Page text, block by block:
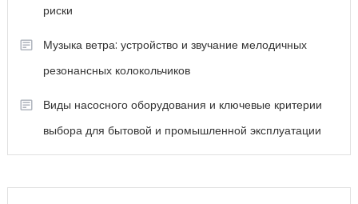
риски
Музыка ветра: устройство и звучание мелодичных
резонансных колокольчиков
Виды насосного оборудования и ключевые критерии
выбора для бытовой и промышленной эксплуатации